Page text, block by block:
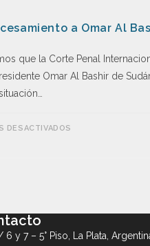
a Omar Al
que la Corte Penal
Omar Al Bashir de
DESACTIVADOS
y 7 – 5° Piso, La Plata,